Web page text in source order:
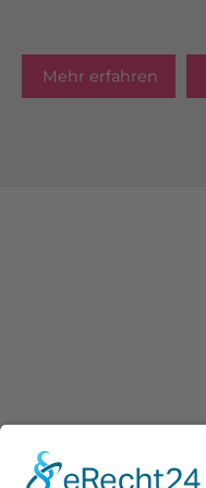
Mehr erfahren
+49 89 454530-67
+49 89 454530-68
info@teramess.de